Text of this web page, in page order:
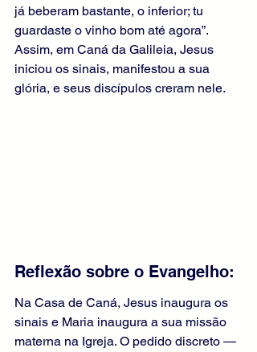
já beberam bastante, o inferior; tu
guardaste o vinho bom até agora”.
Assim, em Caná da Galileia, Jesus
iniciou os sinais, manifestou a sua
glória, e seus discípulos creram nele.
Reflexão sobre o Evangelho:
Na Casa de Caná, Jesus inaugura os
sinais e Maria inaugura a sua missão
materna na Igreja. O pedido discreto —